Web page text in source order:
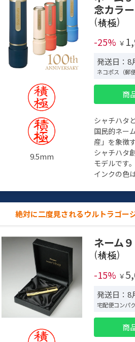
9.5mm
念カラー
(
)
-25% ￥
発送日：8
ネコポス（郵
商
シャチハタ
国民的ネー
産」を象徴
シャチハタ
モデルです。
インクの色
絶対に二度見されるウルトラゴー
ネーム
(
)
-15% ￥
発送日：8
宅配便コンパ
商